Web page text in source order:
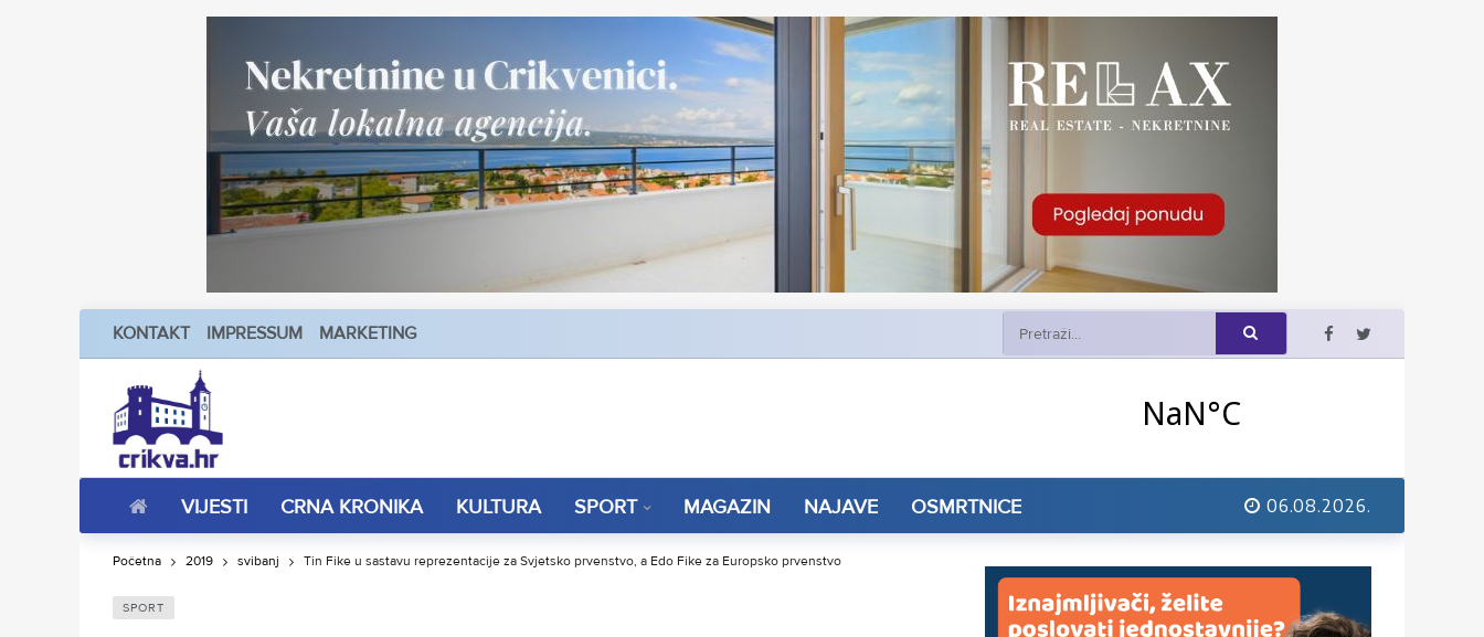
KONTAKT IMPRESSUM MARKETING
VIJESTI CRNA KRONIKA KULTURA SPORT MAGAZIN NAJAVE OSMRTNICE 06.08.2026.
Početna 2019 svibanj Tin Fike u sastavu reprezentacije za Svjetsko prvenstvo, a Edo Fike za Europsko prvenstvo
SPORT